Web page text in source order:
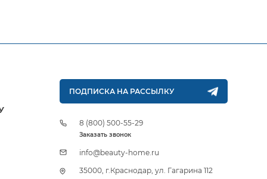
ПОДПИСКА НА РАССЫЛКУ
8 (800) 500-55-29
Заказать звонок
info@beauty-home.ru
35000, г.Краснодар, ул. Гагарина 112